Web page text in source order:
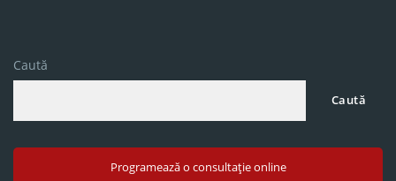
Caută
Caută
Programează o consultație online